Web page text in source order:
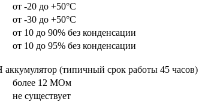
от -20 до +50°С
от -30 до +50°С
от 10 до 90% без конденсации
от 10 до 95% без конденсации
(типичный срок работы 45 часов)
более 12 МОм
не существует